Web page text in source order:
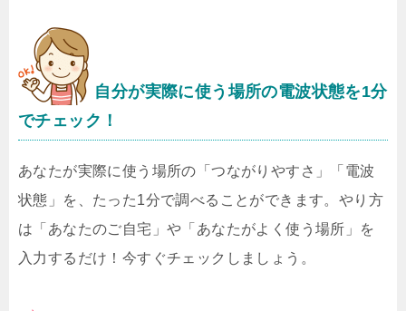
自分が実際に使う場所の電波状態を1分
でチェック！
あなたが実際に使う場所の「つながりやすさ」「電波
状態」を、たった1分で調べることができます。やり方
は「あなたのご自宅」や「あなたがよく使う場所」を
入力するだけ！今すぐチェックしましょう。